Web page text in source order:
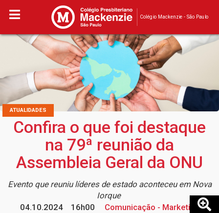
Colégio Mackenzie - São Paulo
ATUALIDADES
Confira o que foi destaque
na 79ª reunião da
Assembleia Geral da ONU
Evento que reuniu líderes de estado aconteceu em Nova
Iorque
04.10.2024
16h00
Comunicação - Marketing